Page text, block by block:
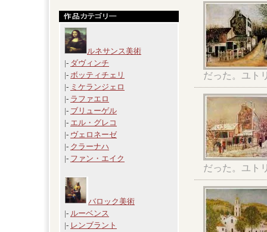
ルネサンス美術
|- ダヴィンチ
|- ボッティチェリ
|- ミケランジェロ
|- ラファエロ
|- ブリューゲル
|- エル・グレコ
|- ヴェロネーゼ
|- クラーナハ
|- ファン・エイク
バロック美術
|- ルーベンス
|- レンブラント
だった。ユト
だった。ユト